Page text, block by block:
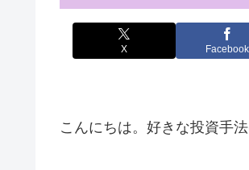
X Facebook
こんにちは。好きな投資手